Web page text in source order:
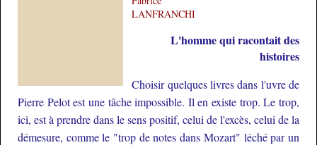
LANFRANCHI
L'homme qui racontait des
histoires
Choisir quelques livres dans l'uvre de
Pierre Pelot est une tâche impossible. Il en existe trop. Le trop,
ici, est à prendre dans le sens positif, celui de l'excès, celui de la
démesure, comme le "trop de notes dans Mozart" léché par un